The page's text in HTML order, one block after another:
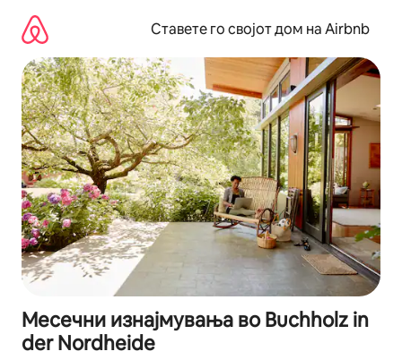
содржина
Ставете го својот дом на Airbnb
Месечни изнајмувања во Buchholz in
der Nordheide